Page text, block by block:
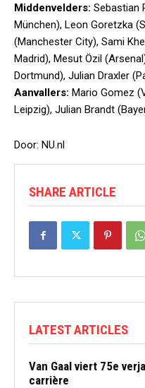
Middenvelders: Sebastian
München), Leon Goretzka
(Manchester City), Sami
Madrid), Mesut Özil
Dortmund), Julian Draxler
Aanvallers: Mario Gomez
Leipzig), Julian Brandt
Door: NU.nl
SHARE ARTICLE
LATEST ARTICLES
Van Gaal viert 75e
carrière